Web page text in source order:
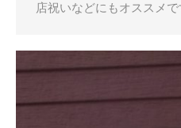
店祝いなどにもオススメで